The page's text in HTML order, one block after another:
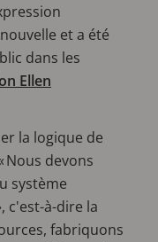
et a été
dans les
Ellen
la logique de
Nous devons
système
c'est-à-dire la
fabriquons